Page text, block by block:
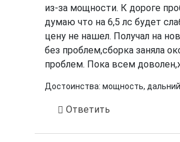
из-за мощности. К дороге
думаю что на 6,5 лс будет
цену не нашел. Получал на
без проблем,сборка заняла
проблем. Пока всем
Достоинства: мощность,
Ответить